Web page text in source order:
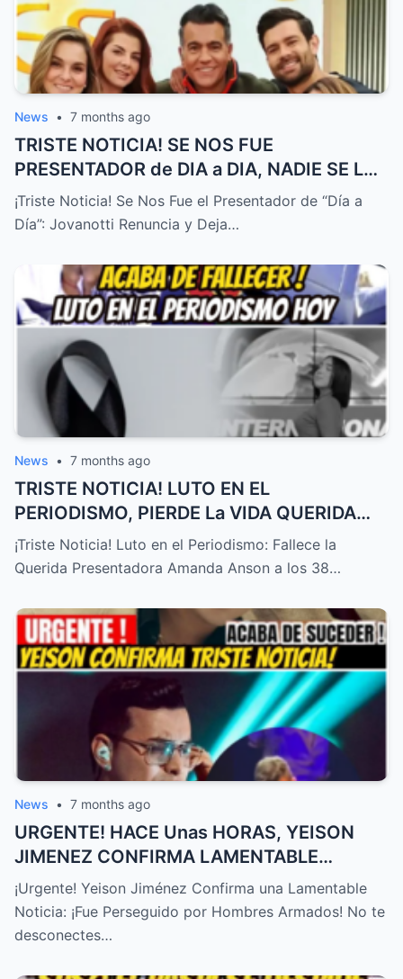
News • 7 months ago
TRISTE NOTICIA! SE NOS FUE
PRESENTADOR de DIA a DIA, NADIE SE LO
ESPERABA! – HTT
¡Triste Noticia! Se Nos Fue el Presentador de “Día a
Día”: Jovanotti Renuncia y Deja…
News • 7 months ago
TRISTE NOTICIA! LUTO EN EL
PERIODISMO, PIERDE La VIDA QUERIDA
PRESENTADORA HOY! – HTT
¡Triste Noticia! Luto en el Periodismo: Fallece la
Querida Presentadora Amanda Anson a los 38…
News • 7 months ago
URGENTE! HACE Unas HORAS, YEISON
JIMENEZ CONFIRMA LAMENTABLE
NOTICIA, NO LO ESPERABA,TRISTE
NOTICIA! – HTT
¡Urgente! Yeison Jiménez Confirma una Lamentable
Noticia: ¡Fue Perseguido por Hombres Armados! No te
desconectes…